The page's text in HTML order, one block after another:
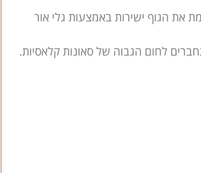
את הגוף ישירות באמצעות גלי אור
לחום הגבוה של סאונות קלאסיות.